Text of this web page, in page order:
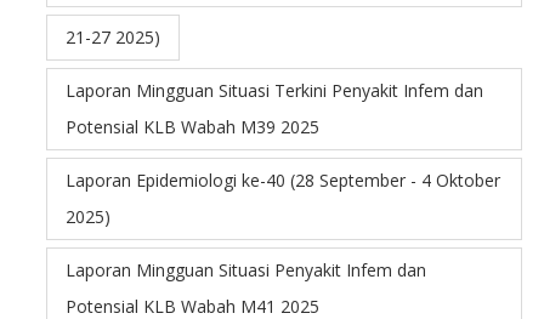
21-27 2025)
Laporan Mingguan Situasi Terkini Penyakit Infem dan
Potensial KLB Wabah M39 2025
Laporan Epidemiologi ke-40 (28 September - 4 Oktober
2025)
Laporan Mingguan Situasi Penyakit Infem dan
Potensial KLB Wabah M41 2025